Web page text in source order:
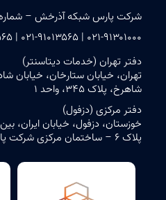
شرکت پارس شبکه آذرخش – شماره
۰۲۱-۹۱۳۰۱۰۰۰ | ۰۲۱-۹۱۰۱۳۵۶۵ | ۰۲۱-۹۱۰۱۴۵۶۵
دفتر تهران (خدمات دیتاسنتر)
تهران، خیابان ستارخان، خیابان
شاهرخ، پلاک ۳۴۵، واحد ۱
دفتر مرکزی (دزفول)
خوزستان، دزفول، خیابان ایران،
پلاک ۶ – ساختمان مرکزی شرکت پارس شبکه آذرخش